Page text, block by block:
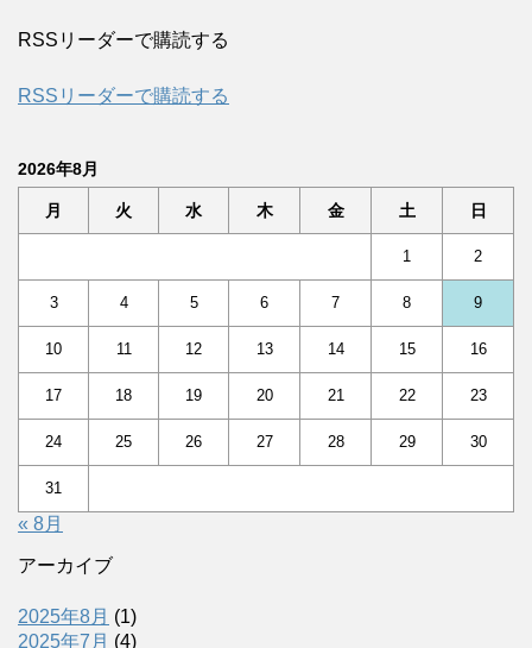
RSSリーダーで購読する
RSSリーダーで購読する
2026年8月
月 火 水 木 金 土 日
1 2
3 4 5 6 7 8 9
10 11 12 13 14 15 16
17 18 19 20 21 22 23
24 25 26 27 28 29 30
31
« 8月
アーカイブ
2025年8月 (1)
2025年7月 (4)